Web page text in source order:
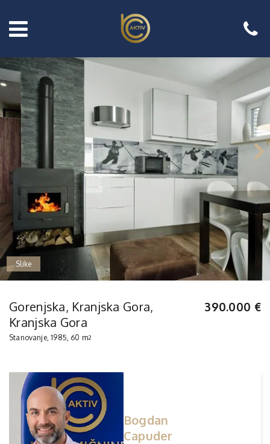
Slike
Gorenjska, Kranjska Gora,
Kranjska Gora
Stanovanje, 1985, 60 m2
390.000 €
Bogdan
Capuder